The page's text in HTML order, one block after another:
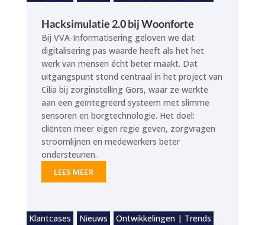
Hacksimulatie 2.0 bij Woonforte
Bij VVA-Informatisering geloven we dat
digitalisering pas waarde heeft als het het
werk van mensen écht beter maakt. Dat
uitgangspunt stond centraal in het project van
Cilia bij zorginstelling Gors, waar ze werkte
aan een geïntegreerd systeem met slimme
sensoren en borgtechnologie. Het doel:
cliënten meer eigen regie geven, zorgvragen
stroomlijnen en medewerkers beter
ondersteunen.
LEES MEER
Klantcases Nieuws Ontwikkelingen | Trends